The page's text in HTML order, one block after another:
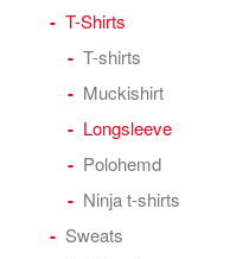
T-Shirts
T-shirts
Muckishirt
Longsleeve
Polohemd
Ninja t-shirts
Sweats